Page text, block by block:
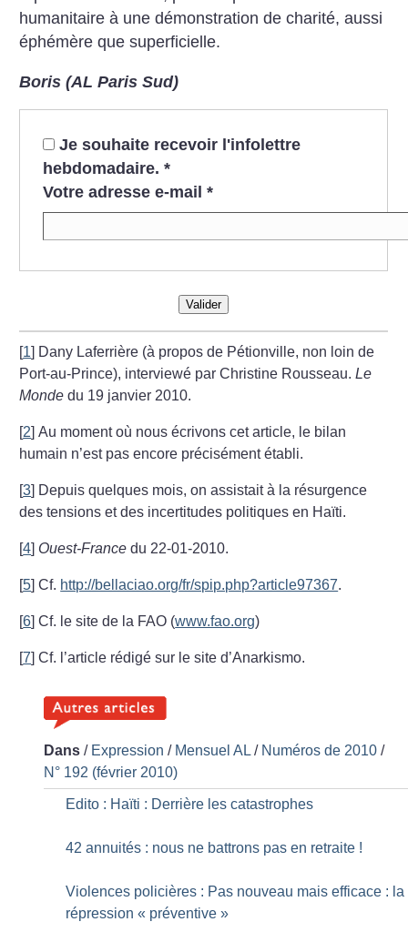
humanitaire à une démonstration de charité, aussi
éphémère que superficielle.
Boris (AL Paris Sud)
Je souhaite recevoir l'infolettre
hebdomadaire. *
Votre adresse e-mail *
Valider
[1] Dany Laferrière (à propos de Pétionville, non loin de
Port-au-Prince), interviewé par Christine Rousseau.Le
Monde du 19 janvier 2010.
[2]Au moment où nous écrivons cet article, le bilan
humain n’est pas encore précisément établi.
[3] Depuis quelques mois, on assistait à la résurgence
des tensions et des incertitudes politiques en Haïti.
[4] Ouest-France du 22-01-2010.
[5]Cf. http://bellaciao.org/fr/spip.php?article97367.
[6]Cf. le site de la FAO (www.fao.org)
[7]Cf. l’article rédigé sur le site d’Anarkismo.
Dans / Expression / Mensuel AL / Numéros de 2010 /
N° 192 (février 2010)
Edito : Haïti : Derrière les catastrophes
42 annuités : nous ne battrons pas en retraite !
Violences policières : Pas nouveau mais efficace : la
répression « préventive »